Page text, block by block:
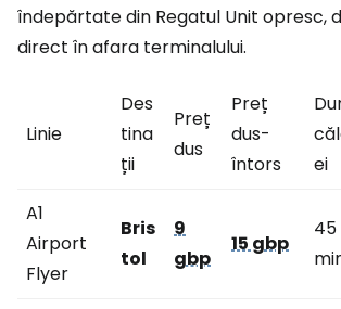
îndepărtate din Regatul Unit opresc,
direct în afara terminalului.
Linie
Des
tina
ții
Preț
dus
Preț
dus-
întors
ei
A1
Airport
Flyer
Bris
tol
9
gbp
15 gbp
45